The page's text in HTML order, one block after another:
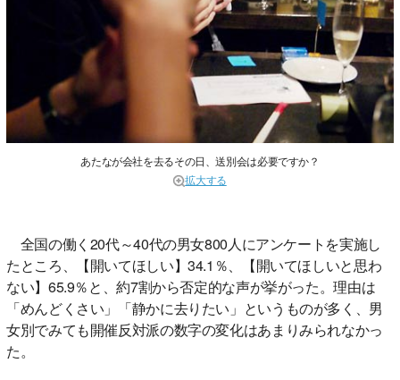
あたなが会社を去るその日、送別会は必要ですか？
拡大する
全国の働く20代～40代の男女800人にアンケートを実施し
たところ、【開いてほしい】34.1％、【開いてほしいと思わ
ない】65.9％と、約7割から否定的な声が挙がった。理由は
「めんどくさい」「静かに去りたい」というものが多く、男
女別でみても開催反対派の数字の変化はあまりみられなかっ
た。